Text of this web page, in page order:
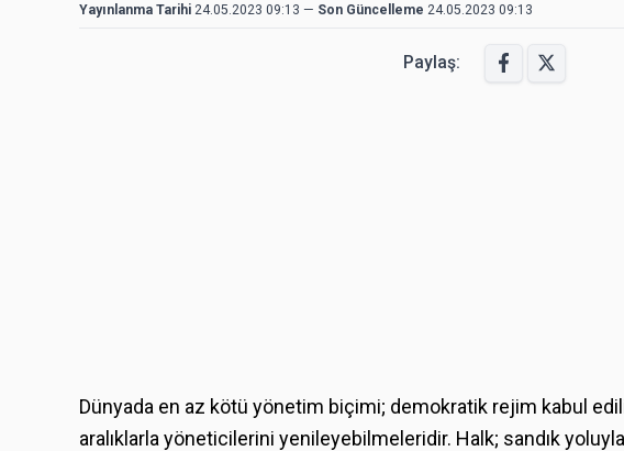
Yayınlanma Tarihi 24.05.2023 09:13 — Son Güncelleme 24.05.2023 09:13
Paylaş:
Dünyada en az kötü yönetim biçimi; demokratik rejim kabul
aralıklarla yöneticilerini yenileyebilmeleridir. Halk; sandık